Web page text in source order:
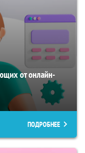
от онлайн-
ПОДРОБНЕЕ